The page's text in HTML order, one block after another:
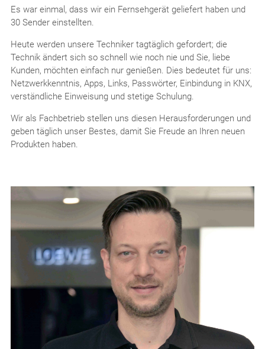
Es war einmal, dass wir ein Fernsehgerät geliefert haben und
30 Sender einstellten.
Heute werden unsere Techniker tagtäglich gefordert; die
Technik ändert sich so schnell wie noch nie und Sie, liebe
Kunden, möchten einfach nur genießen. Dies bedeutet für uns:
Netzwerkkenntnis, Apps, Links, Passwörter, Einbindung in KNX,
verständliche Einweisung und stetige Schulung.
Wir als Fachbetrieb stellen uns diesen Herausforderungen und
geben täglich unser Bestes, damit Sie Freude an Ihren neuen
Produkten haben.